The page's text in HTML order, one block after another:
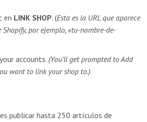
en LINK SHOP. (Esta es la URL que aparece
por ejemplo, «tu-nombre-de-
accounts. (You’ll get prompted to Add
want to link your shop to.)
publicar hasta 250 artículos de